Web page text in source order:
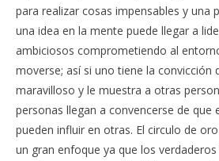
para realizar cosas impensables y una
una idea en la mente puede llegar a
ambiciosos comprometiendo al
moverse; así si uno tiene la convicción
maravilloso y le muestra a otras
personas llegan a convencerse de que
pueden influir en otras. El circulo de
un gran enfoque ya que los